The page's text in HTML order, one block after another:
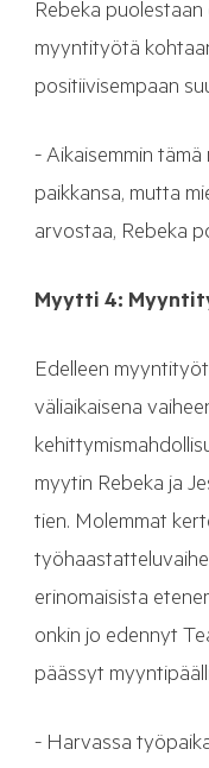
Rebeka
myyntityötä
positiivisempaan
- Aikaisemmin
paikkansa, mutta
arvostaa, Rebeka
Myytti 4:
Edelleen
väliaikaisena
myytin Rebeka ja
tien. Molemmat
erinomaisista
onkin jo edennyt
päässyt
- Harvassa